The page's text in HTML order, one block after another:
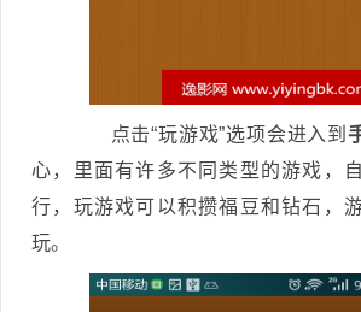
点击“玩游戏”选项会进入到
心，里面有许多不同类型的游戏，
行，玩游戏可以积攒福豆和钻石，
玩。